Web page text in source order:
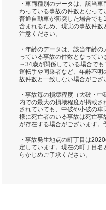
・車両種別のデータは、該当
わっている事故の件数となっ
普通自動車が衝突した場合で
含まれるため、現実の事故件数
注意ください。
・年齢のデータは、該当年齢
っている事故の件数となって
～34歳が関係している場合で
運転手や同乗者など、年齢不明
故件数と一致しない場合がござ
・事故毎の損壊程度（大破・
内での最大の損壊程度が掲載
されていても、中破や小破の車
様に死亡者のいる事故は死亡事
が存在する場合がございます。
・事故発生地点の町丁目は
定しています。現在の町丁目
らかじめご了承ください。